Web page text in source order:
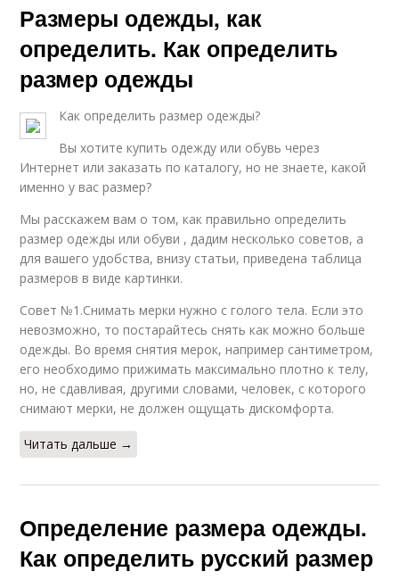
Размеры одежды, как
определить. Как определить
размер одежды
Как определить размер одежды?
Вы хотите купить одежду или обувь через
Интернет или заказать по каталогу, но не знаете, какой
именно у вас размер?
Мы расскажем вам о том, как правильно определить
размер одежды или обуви , дадим несколько советов, а
для вашего удобства, внизу статьи, приведена таблица
размеров в виде картинки.
Совет №1.Снимать мерки нужно с голого тела. Если это
невозможно, то постарайтесь снять как можно больше
одежды. Во время снятия мерок, например сантиметром,
его необходимо прижимать максимально плотно к телу,
но, не сдавливая, другими словами, человек, с которого
снимают мерки, не должен ощущать дискомфорта.
Читать дальше →
Определение размера одежды.
Как определить русский размер